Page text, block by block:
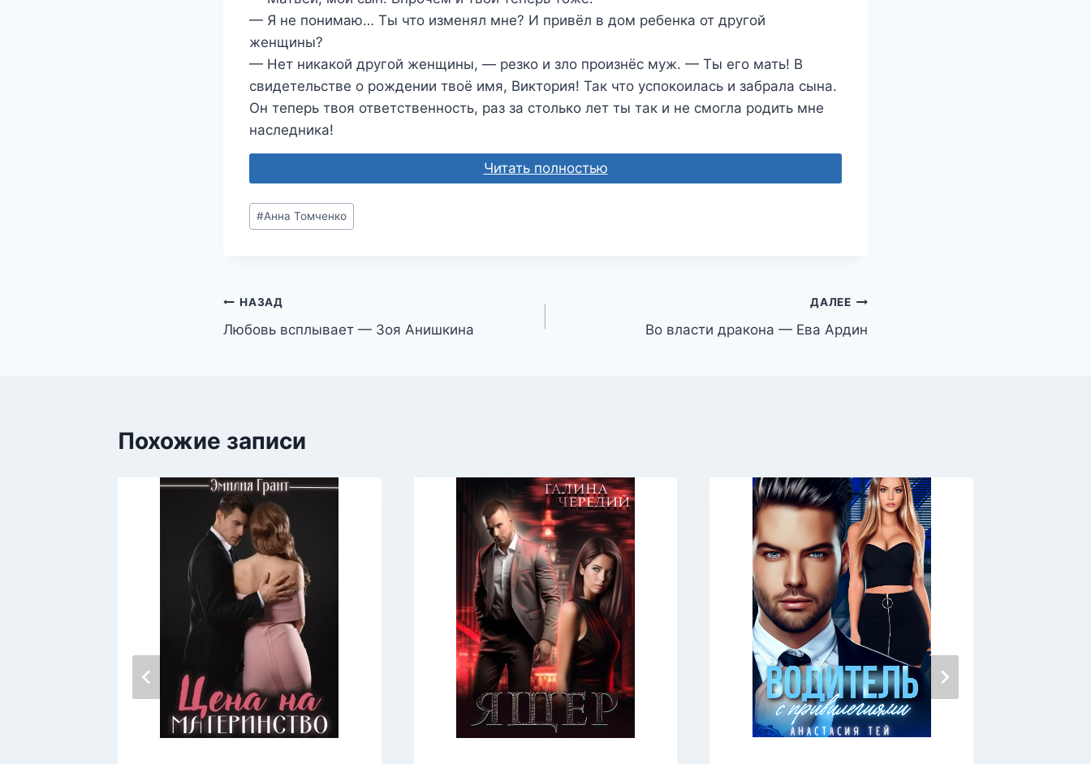
— Я не понимаю… Ты что изменял мне? И привёл в дом ребенка от другой
женщины?
— Нет никакой другой женщины, — резко и зло произнёс муж. — Ты его мать! В
свидетельстве о рождении твоё имя, Виктория! Так что успокоилась и забрала сына.
Он теперь твоя ответственность, раз за столько лет ты так и не смогла родить мне
наследника!
Читать полностью
Метки
записи:
#Анна Томченко
Навигация
по
НАЗАД
Любовь всплывает — Зоя Анишкина
ДАЛЕЕ
Во власти дракона — Ева Ардин
Похожие записи